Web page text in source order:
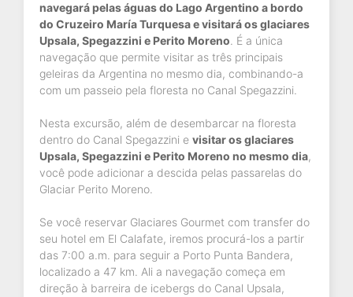
navegará pelas águas do Lago Argentino a bordo
do Cruzeiro María Turquesa e visitará os glaciares
Upsala, Spegazzini e Perito Moreno . É a única
navegação que permite visitar as três principais
geleiras da Argentina no mesmo dia, combinando-a
com um passeio pela floresta no Canal Spegazzini.
Nesta excursão, além de desembarcar na floresta
dentro do Canal Spegazzini e visitar os glaciares
Upsala, Spegazzini e Perito Moreno no mesmo dia,
você pode adicionar a descida pelas passarelas do
Glaciar Perito Moreno.
Se você reservar Glaciares Gourmet com transfer do
seu hotel em El Calafate, iremos procurá-los a partir
das 7:00 a.m. para seguir a Porto Punta Bandera,
localizado a 47 km. Ali a navegação começa em
direção à barreira de icebergs do Canal Upsala,